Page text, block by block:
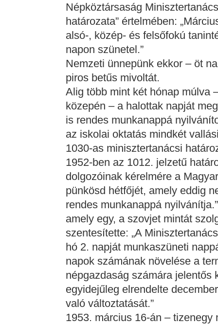
Népköztársaság
határozata” értelmében:
alsó-, közép- és felsőfokú
napon szünetel.”
Nemzeti ünnepünk ekkor – öt
piros betűs mivoltát.
Alig több mint két hónap múlva
közepén – a halottak napját
is rendes munkanappá
az iskolai oktatás mindkét
1030-as minisztertanácsi
1952-ben az 1012. jelzetű
dolgozóinak kérelmére a
pünkösd hétfőjét, amely eddig
rendes munkanappá
amely egy, a szovjet mintát
szentesítette: „A
hó 2. napját munkaszüneti
napok számának növelése a
népgazdaság számára jelentős
egyidejűleg elrendelte
való változtatását.”
1953. március 16-án –